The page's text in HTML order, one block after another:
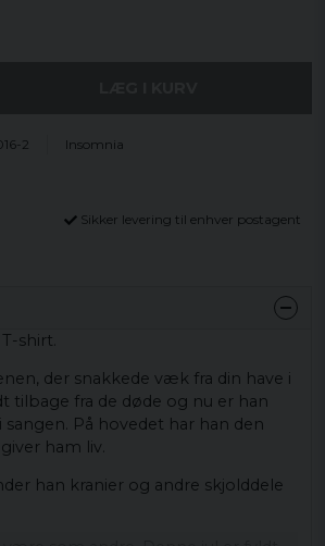
2 Insomnia
Sikker levering til enhver postagent
shirt.
der snakkede væk fra din have i
tilbage fra de døde og nu er han
sangen. På hovedet har han den
ham liv.
han kranier og andre skjolddele